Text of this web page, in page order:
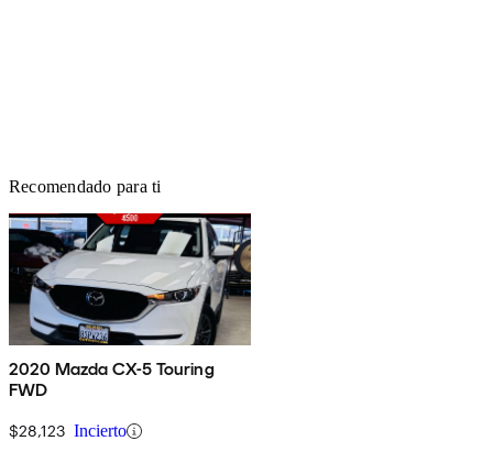
Recomendado para ti
2020 Mazda CX-5 Touring
FWD
$28,123 Incierto